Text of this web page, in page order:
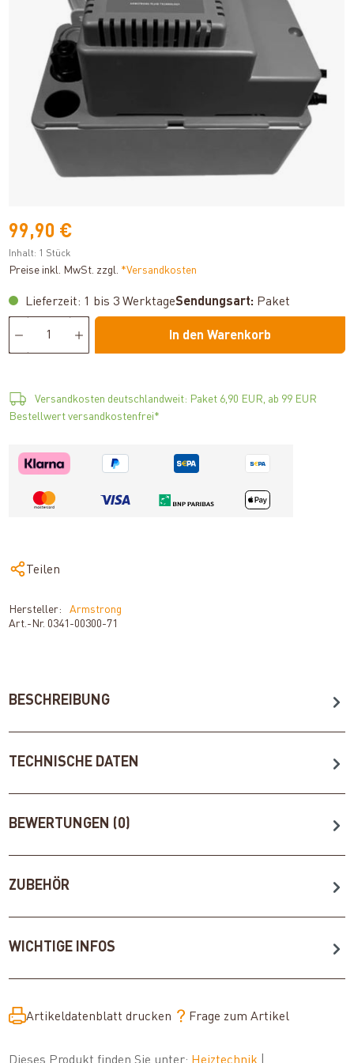
99,90 €
Inhalt: 1 Stück
Preise inkl. MwSt. zzgl. *Versandkosten
Lieferzeit: 1 bis 3 WerktageSendungsart: Paket
In den Warenkorb
Versandkosten deutschlandweit: Paket 6,90 EUR, ab 99 EUR
Bestellwert versandkostenfrei*
Teilen
Hersteller:
Armstrong
Art.-Nr. 0341-00300-71
BESCHREIBUNG
TECHNISCHE DATEN
BEWERTUNGEN (0)
ZUBEHÖR
WICHTIGE INFOS
Artikeldatenblatt drucken Frage zum Artikel